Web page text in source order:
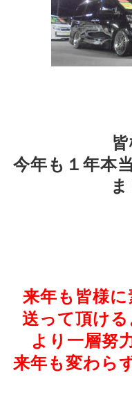
今年も１年本
来年も皆様
送って頂ける
より一層努
来年も変わら